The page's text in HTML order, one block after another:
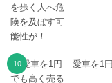
愛車を1